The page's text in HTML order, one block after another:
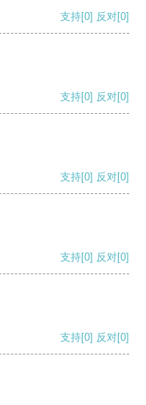
支持[0] 反对[0]
支持[0] 反对[0]
支持[0] 反对[0]
支持[0] 反对[0]
支持[0] 反对[0]